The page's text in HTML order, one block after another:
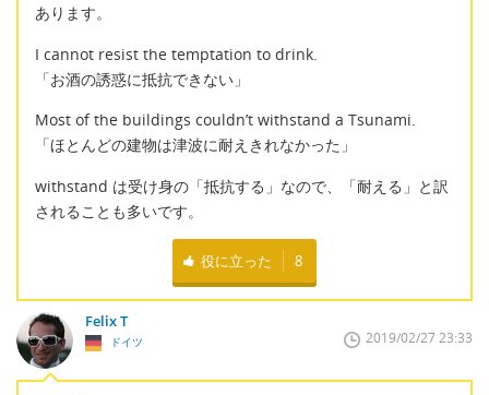
あります。
I cannot resist the temptation to drink.
「お酒の誘惑に抵抗できない」
Most of the buildings couldn’t withstand a Tsunami.
「ほとんどの建物は津波に耐えきれなかった」
withstand は受け身の「抵抗する」なので、「耐える」と訳
されることも多いです。
役に立った 8
Felix T
ドイツ 2019/02/27 23:33